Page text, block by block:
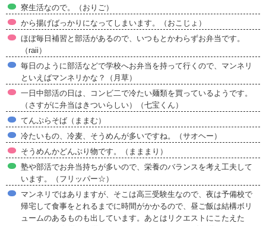
寮生活なので。（おりご）
から揚げばっかりになってしまいます。（おこじょ）
ほぼ毎日補習と部活があるので、いつもとかわらずお弁当です。
（raii）
毎日のように部活などで学校へお弁当を持って行くので、マンネリ
といえばマンネリかな？（月草）
一日中部活の日は、コンビ二で冷たい麺類を買っているようです。
（さすがに弁当はきついらしい）（七宝くん）
てんぷらそば（ままむ）
冷たいもの、冷麦、そうめんが多いですね。（サオヘー）
そうめんかどんぶり物です。（まままり）
塾や部活でお弁当持ちが多いので、栄養のバランスを考え工夫して
います。（フリッパー☆）
マンネリではありますが、そこは高三受験生なので、夜は予備校で
帰宅して食事をとれるまでに時間がかかるので、昼ご飯は結構ボリ
ュームのあるものも出しています。あとはリクエストにこたえた